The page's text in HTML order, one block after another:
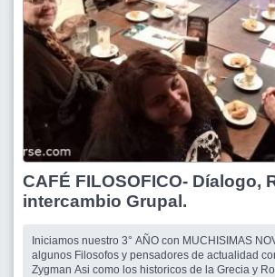
CAFÉ FILOSOFICO- Díalogo,
intercambio Grupal.
Iniciamos nuestro 3° AÑO con MUCHISIMAS NOVEDADES Con
algunos Filosofos y pensadores de actualidad como
Zygman Asi como los historicos de la Grecia y